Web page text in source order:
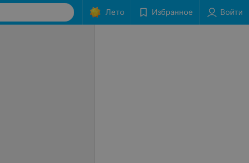
Лето Избранное Войти